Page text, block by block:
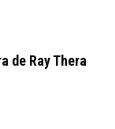
de Ray Thera